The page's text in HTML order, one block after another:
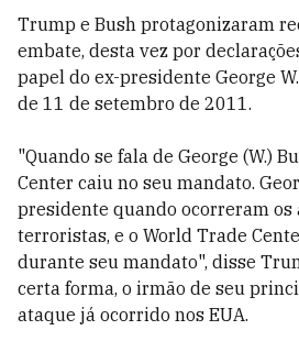
Trump e Bush protagonizaram
embate, desta vez por
papel do ex-presidente George
de 11 de setembro de 2011.
"Quando se fala de George (W.)
Center caiu no seu mandato.
presidente quando ocorreram os
terroristas, e o World Trade
durante seu mandato", disse
certa forma, o irmão de seu
ataque já ocorrido nos EUA.